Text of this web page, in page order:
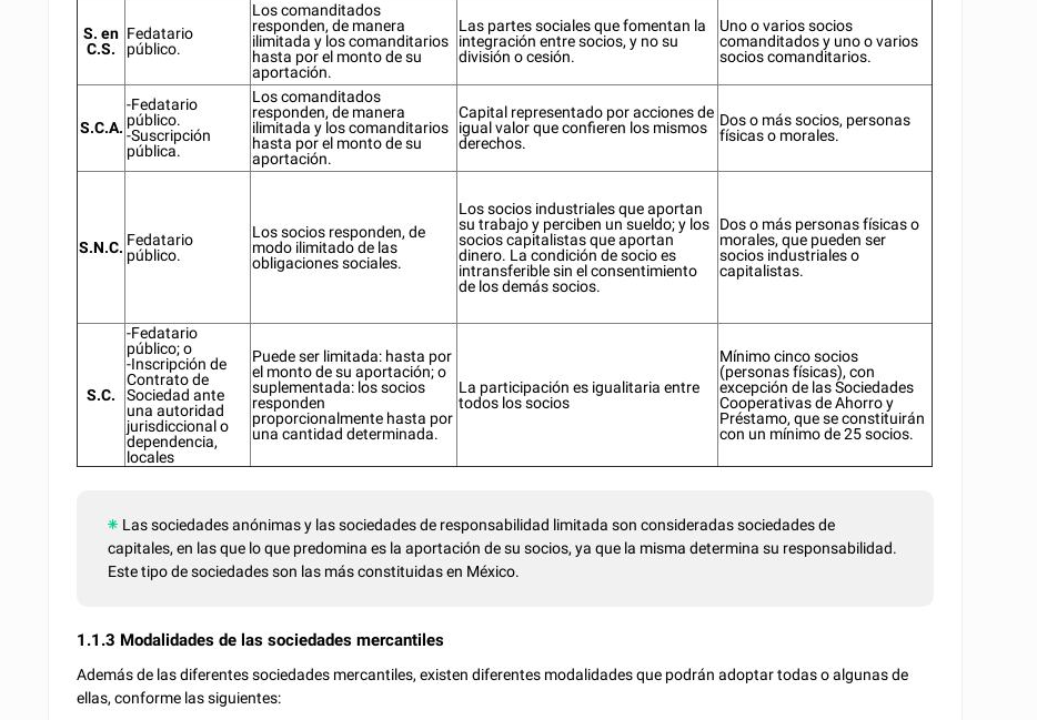
S. en
C.S.
Fedatario
público.
Los comanditados
responden, de manera
ilimitada y los comanditarios
hasta por el monto de su
aportación.
Las partes sociales que fomentan la
integración entre socios, y no su
división o cesión.
Uno o varios socios
comanditados y uno o varios
socios comanditarios.
S.C.A.
-Fedatario
público.
-Suscripción
pública.
Los comanditados
responden, de manera
ilimitada y los comanditarios
hasta por el monto de su
aportación.
Capital representado por acciones de
igual valor que confieren los mismos
derechos.
Dos o más socios, personas
físicas o morales.
S.N.C. Fedatario
público.
Los socios responden, de
modo ilimitado de las
obligaciones sociales.
Los socios industriales que aportan
su trabajo y perciben un sueldo; y los
socios capitalistas que aportan
dinero. La condición de socio es
intransferible sin el consentimiento
de los demás socios.
Dos o más personas físicas o
morales, que pueden ser
socios industriales o
capitalistas.
S.C.
-Fedatario
público; o
-Inscripción de
Contrato de
Sociedad ante
una autoridad
jurisdiccional o
dependencia,
locales
Puede ser limitada: hasta por
el monto de su aportación; o
suplementada: los socios
responden
proporcionalmente hasta por
una cantidad determinada.
La participación es igualitaria entre
todos los socios
Mínimo cinco socios
(personas físicas), con
excepción de las Sociedades
Cooperativas de Ahorro y
Préstamo, que se constituirán
con un mínimo de 25 socios.
Las sociedades anónimas y las sociedades de responsabilidad limitada son consideradas sociedades de
capitales, en las que lo que predomina es la aportación de su socios, ya que la misma determina su responsabilidad.
Este tipo de sociedades son las más constituidas en México.
1.1.3 Modalidades de las sociedades mercantiles
Además de las diferentes sociedades mercantiles, existen diferentes modalidades que podrán adoptar todas o algunas de
ellas, conforme las siguientes: